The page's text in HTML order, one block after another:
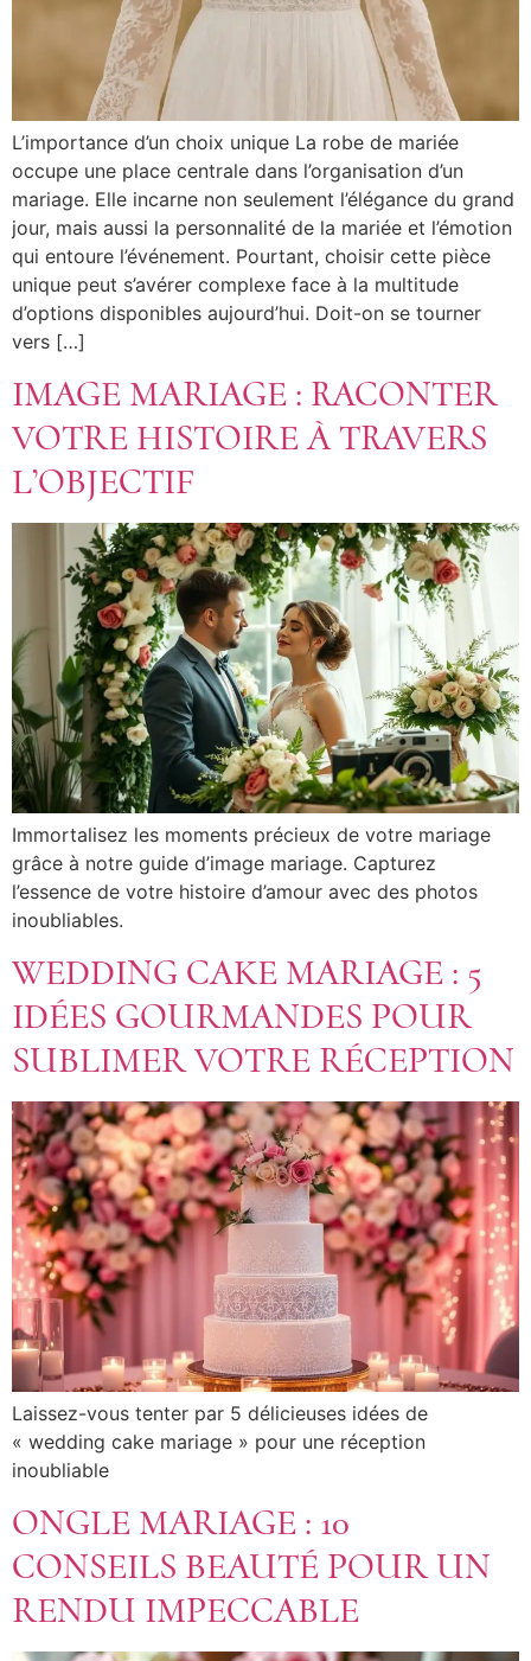
L’importance d’un choix unique La robe de mariée
occupe une place centrale dans l’organisation d’un
mariage. Elle incarne non seulement l’élégance du grand
jour, mais aussi la personnalité de la mariée et l’émotion
qui entoure l’événement. Pourtant, choisir cette pièce
unique peut s’avérer complexe face à la multitude
d’options disponibles aujourd’hui. Doit-on se tourner
vers […]
IMAGE MARIAGE : RACONTER
VOTRE HISTOIRE À TRAVERS
L’OBJECTIF
Immortalisez les moments précieux de votre mariage
grâce à notre guide d’image mariage. Capturez
l’essence de votre histoire d’amour avec des photos
inoubliables.
WEDDING CAKE MARIAGE : 5
IDÉES GOURMANDES POUR
SUBLIMER VOTRE RÉCEPTION
Laissez-vous tenter par 5 délicieuses idées de
« wedding cake mariage » pour une réception
inoubliable
ONGLE MARIAGE : 10
CONSEILS BEAUTÉ POUR UN
RENDU IMPECCABLE